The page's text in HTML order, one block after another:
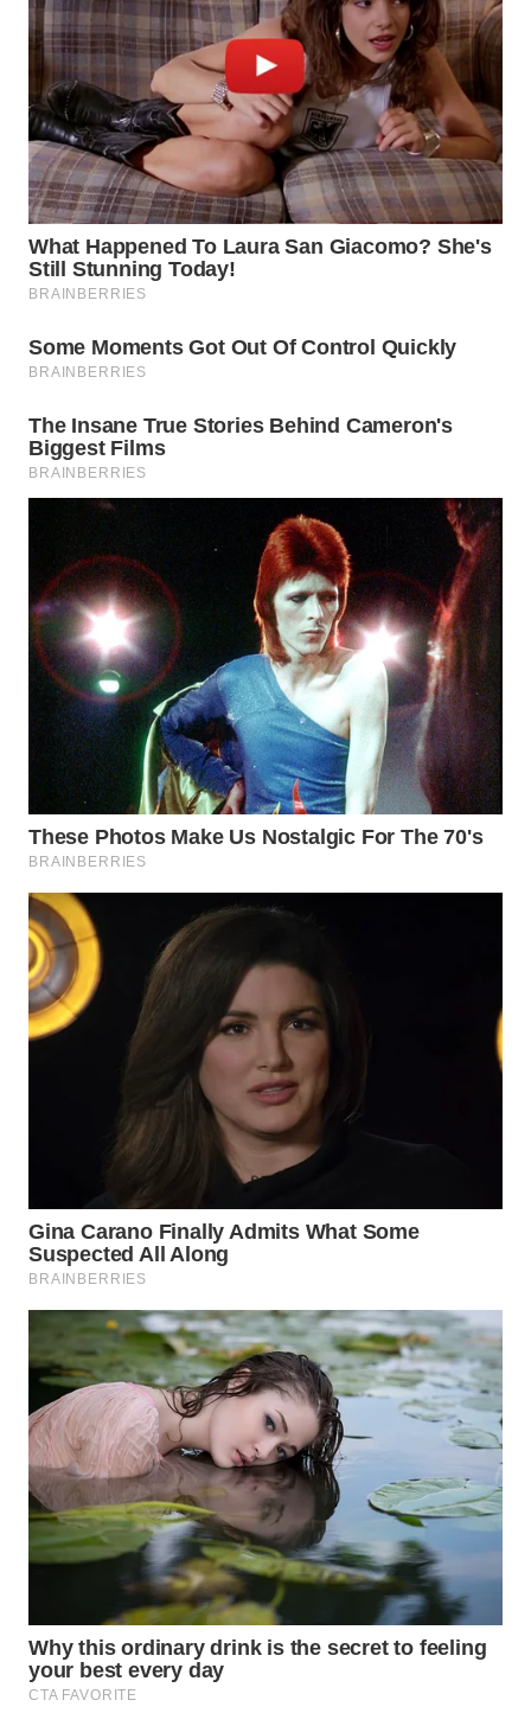
WN
LABUHANBATU
WN
TAPANULI
TENGAH
WN DELI
SERDANG
WN
TEBING
WN
PAKPAK
KARAWANG
WN
BEKASI
WN
BOGOR
WN
DEPOK
WN
TAPANULI
UTARA
WN
SAMOSIR
SUMEDANG
WN
CIANJUR
WN
KEPULAUAN
SERIBU
TANGERANG
WN
CIREBON